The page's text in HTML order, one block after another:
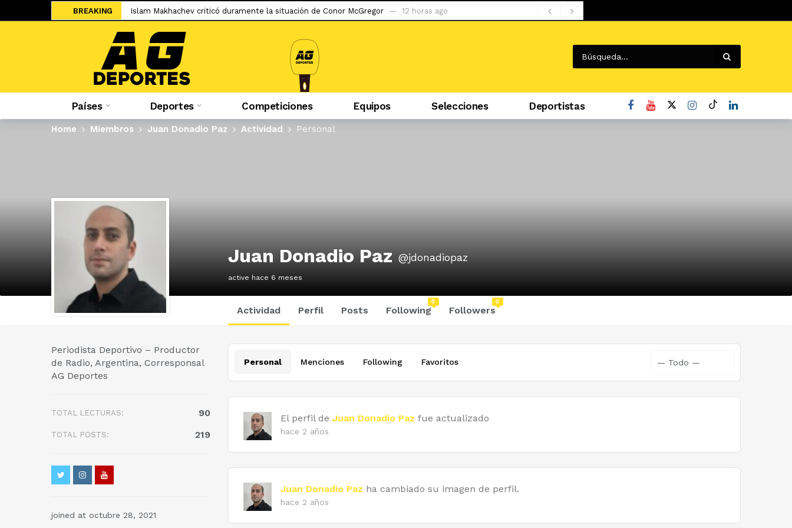
BREAKING Islam Makhachev criticó duramente la situación de Conor McGregor 12 horas ago
Salah ya tiene nuevo equipo: el Trabzonspor 1 día ago
El adiós de Nahuel Molina abre la puerta a la gran apuesta de Simeone
Miguel Trauco: «No creo que me reciban mal, la hinchada me tiene cariño»
Sporting Cristal: Colombiano Cuesta podría debutar en Liga 1 ante la ‘U’ 2 días ago
Federico Girotti: «Hubo discusiones con Pablo Guede y hasta pensé en irme»
Países Deportes Competiciones Equipos Selecciones Deportistas
Home Miembros Juan Donadio Paz Actividad Personal
Juan Donadio Paz @jdonadiopaz
active hace 6 meses
Actividad Perfil Posts Following
0
Followers
0
Periodista Deportivo – Productor
de Radio, Argentina, Corresponsal
AG Deportes
TOTAL LECTURAS: 90
TOTAL POSTS: 219
joined at octubre 28, 2021
Personal Menciones Following Favoritos
El perfil de Juan Donadio Paz fue actualizado
hace 2 años
Juan Donadio Paz ha cambiado su imagen de perfil.
hace 2 años